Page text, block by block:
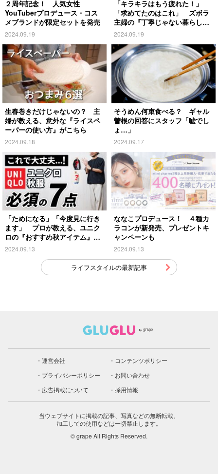
２周年記念！ 人気女性
YouTuberプロデュース・コス
メブランドが限定セットを発売
2024.09.19
「キラキラはもう疲れた！」
「求めてたのはこれ」 ズボラ
主婦の『丁寧じゃない暮らし』
がこちら
2024.09.19
生春巻きだけじゃないの？ 主
婦が教える、意外な『ライスペ
ーパーの使い方』がこちら
2024.09.18
そうめん何束食べる？ ギャル
曽根の回答にスタッフ「嘘でし
ょ…」
2024.09.17
「ためになる」「今度見に行き
ます」 プロが教える、ユニク
ロの『おすすめ秋アイテム』が
こちら
2024.09.13
ななこプロデュース！ ４種カ
ラコンが新発売、プレゼントキ
ャンペーンも
2024.09.13
ライフスタイルの最新記事
運営会社
コンテンツポリシー
プライバシーポリシー
お問い合わせ
広告掲載について
採用情報
当ウェブサイトに掲載の記事、写真などの無断転載、
加工しての使用などは一切禁止します。
© grape All Rights Reserved.